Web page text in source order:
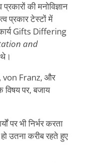
की मनोविज्ञान
प्रकार टेस्टों में
कार्य Gifts Differing
and
von Franz, और
पर, बजाय
भी निर्भर करता
उतना करीब रहते हुए